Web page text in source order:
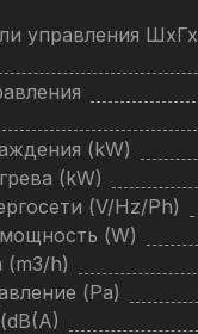
управления
(kW)
(kW)
(V/Hz/Ph)
(W)
(m3/h)
(Pa)